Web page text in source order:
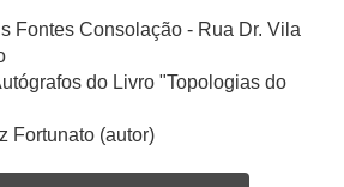
Fontes Consolação - Rua Dr. Vila
do Livro "Topologias do
Fortunato (autor)